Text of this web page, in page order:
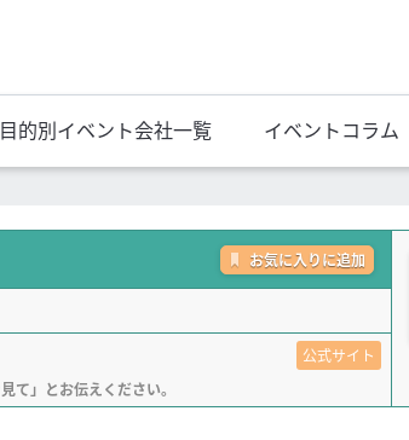
目的別イベント会社一覧 イベントコラム
お気に入りに追加
公式サイト